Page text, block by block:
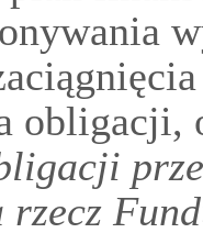
obligacji,